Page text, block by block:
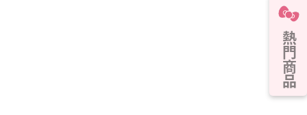
熱門商品